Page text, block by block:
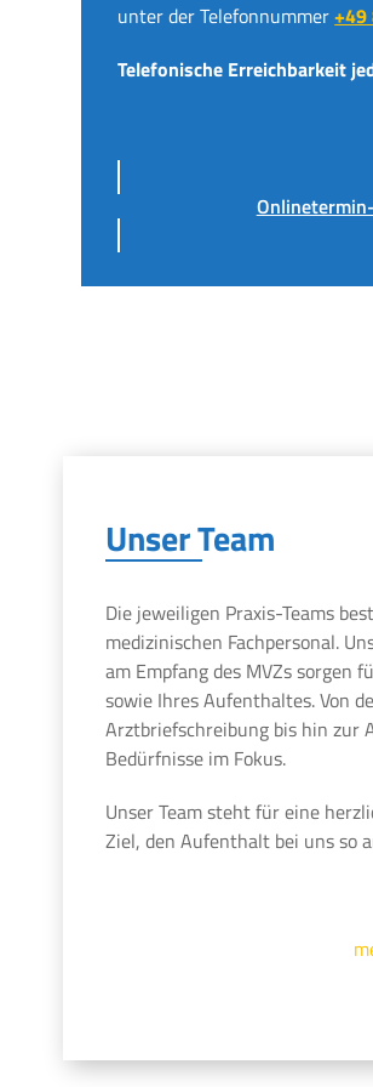
unter der Telefonnummer+49
Telefonische Erreichbarkeit
Unser Team
Die jeweiligen Praxis-Teams
medizinischen Fachpersonal.
am Empfang des MVZs sorgen
sowie Ihres Aufenthaltes. Von
Arztbriefschreibung bis hin zur
Bedürfnisse im Fokus.
Unser Team steht für eine
Ziel, den Aufenthalt bei uns so